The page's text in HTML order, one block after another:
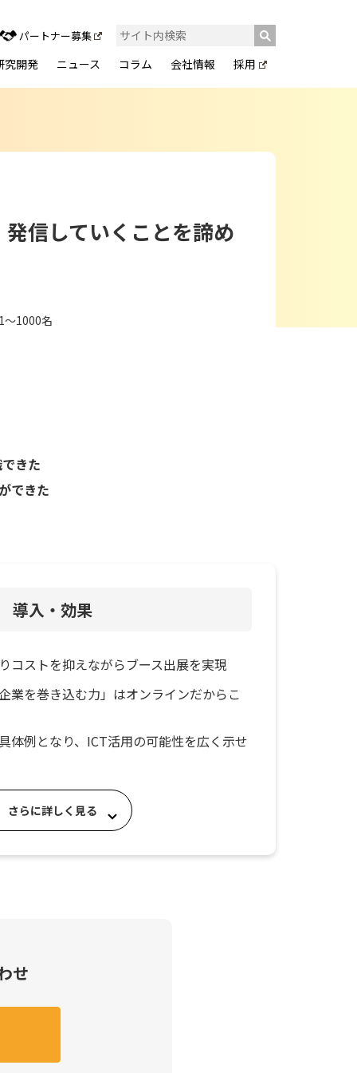
究開発 ニュース コラム 会社情報 採用
パートナー募集
信していくことを諦め
～1000名
きた
できた
導入・効果
コストを抑えながらブース出展を実現
業を巻き込む力」はオンラインだからこ
体例となり、ICT活用の可能性を広く示せ
さらに詳しく見る
せ